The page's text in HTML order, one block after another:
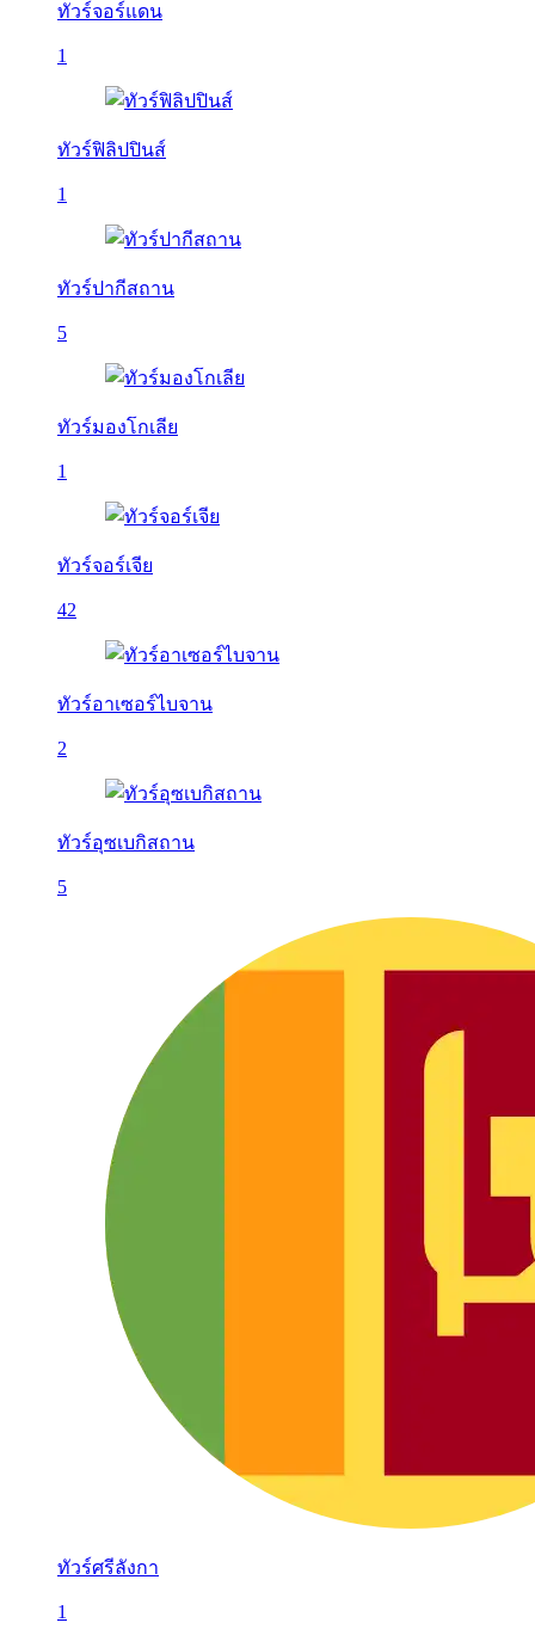
ทัวร์จอร์แดน
1
ทัวร์ฟิลิปปินส์
1
ทัวร์ปากีสถาน
5
ทัวร์มองโกเลีย
1
ทัวร์จอร์เจีย
42
ทัวร์อาเซอร์ไบจาน
2
ทัวร์อุซเบกิสถาน
5
ทัวร์ศรีลังกา
1